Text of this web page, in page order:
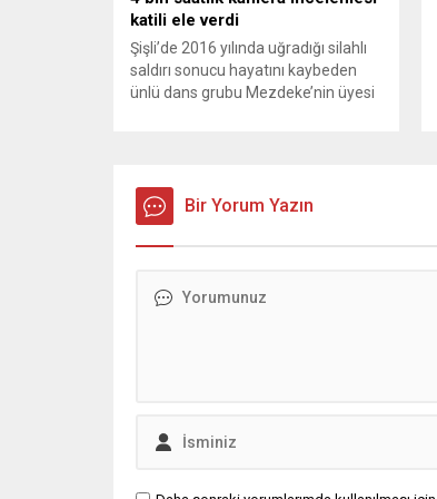
katili ele verdi
Şişli’de 2016 yılında uğradığı silahlı
saldırı sonucu hayatını kaybeden
ünlü dans grubu Mezdeke’nin üyesi
ekipleri, cinayeti işlediğini itiraf eden
maktulün akrabası Bülent G. ile
azmettirici olduğu öne sürülen 2...
Bir Yorum Yazın